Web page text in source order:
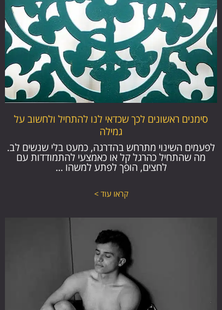
סימנים ראשונים לכך שכדאי לנו להתחיל ולחשוב על
גמילה
לפעמים השינוי מתרחש בהדרגה, כמעט בלי שנשים לב.
מה שהתחיל כהרגל קל או כאמצעי להתמודדות עם
לחצים, הופך לפתע למשהו ...
קראו עוד >